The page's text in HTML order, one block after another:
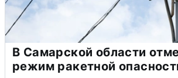
В Самарской области
режим ракетной